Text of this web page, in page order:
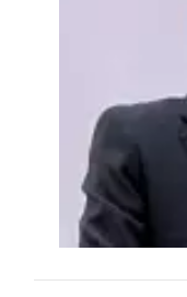
أمير
اليوم السبت
من ال...